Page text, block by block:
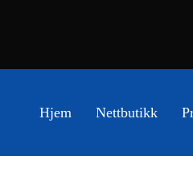
Hjem Nettbutikk